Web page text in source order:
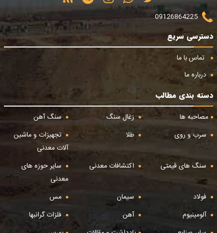
09126864225
دسترسی سریع
تماس با ما
درباره ما
دسته بندی مطالب
مصاحبه ها
زغال سنگ
سنگ آهن
سرب و روی
طلا
تجهیزات و ماشین
آلات معدنی
سنگ های قیمتی
اکتشافات معدنی
سایر حوزه های
معدنی
فولاد
سیمان
مس
آلومینیوم
آهن
فلزات گرانبها